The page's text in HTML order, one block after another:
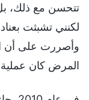
تتحسن مع ذلك،
لكنني تشبثت
وأصررت على أن
المرض كان